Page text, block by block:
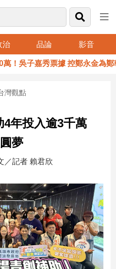
治 品論 影音
子嘉秀票據 控鄭永金為鄭朝方
灣觀點
4年投入逾3千萬
夢
／記者 賴君欣